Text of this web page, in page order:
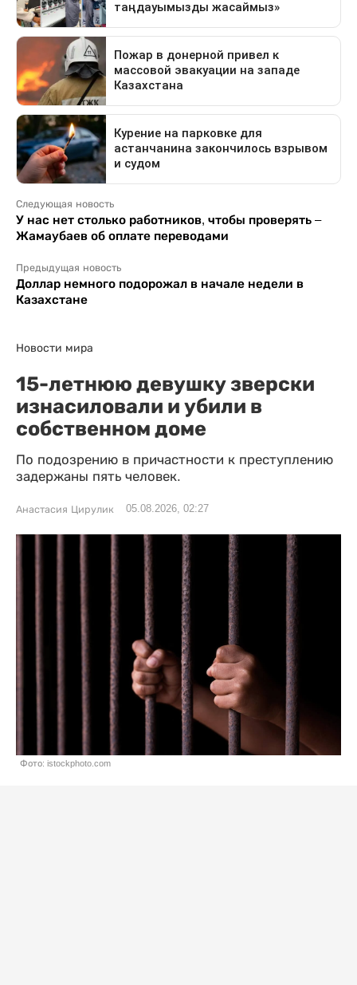
Следующая новость
У нас нет столько работников, чтобы проверять –
Жамаубаев об оплате переводами
Предыдущая новость
Доллар немного подорожал в начале недели в
Казахстане
Новости мира
15-летнюю девушку зверски
изнасиловали и убили в
собственном доме
По подозрению в причастности к преступлению
задержаны пять человек.
Анастасия Цирулик 05.08.2026, 02:27
Фото: istockphoto.com